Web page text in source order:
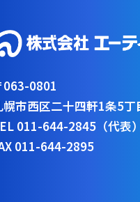
063-0801
幌市西区二十四軒1条5丁
011-644-2845（代表）
011-644-2895